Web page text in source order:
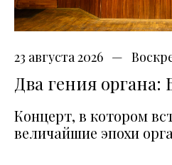
23 августа 2026
Два гения органа:
Концерт, в котором
величайшие эпохи